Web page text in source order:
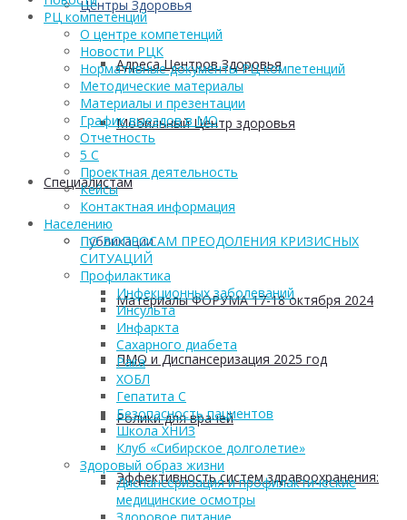
Центры Здоровья
Адреса Центров Здоровья
Мобильный Центр здоровья
Cпециалистам
Публикации
Материалы ФОРУМА 17-18 октября 2024
ПМО и Диспансеризация 2025 год
Ролики для врачей
Эффективность систем здравоохранения:
РЦ компетенций
О центре компетенций
Новости РЦК
Нормативные документы РЦ компетенций
Методические материалы
Материалы и презентации
График выездов в МО
Отчетность
5 С
Проектная деятельность
Кейсы
Контактная информация
Населению
ПО ВОПРОСАМ ПРЕОДОЛЕНИЯ КРИЗИСНЫХ
СИТУАЦИЙ
Профилактика
Инфекционных заболеваний
Инсульта
Инфаркта
Сахарного диабета
Рака
ХОБЛ
Гепатита С
Безопасность пациентов
Школа ХНИЗ
Клуб «Сибирское долголетие»
Здоровый образ жизни
Диспансеризация и профилактические
медицинские осмотры